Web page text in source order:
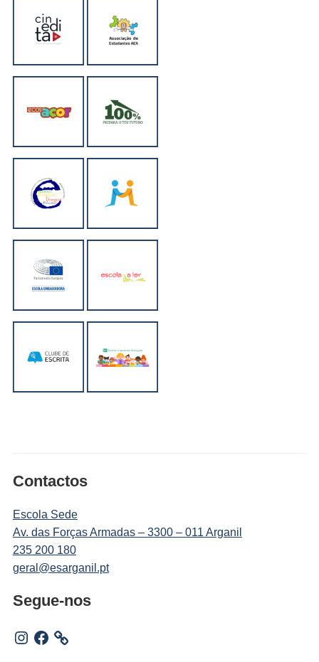
Contactos
Escola Sede
Av. das Forças Armadas – 3300 – 011 Arganil
235 200 180
geral@esarganil.pt
Segue-nos
Instagram
Facebook